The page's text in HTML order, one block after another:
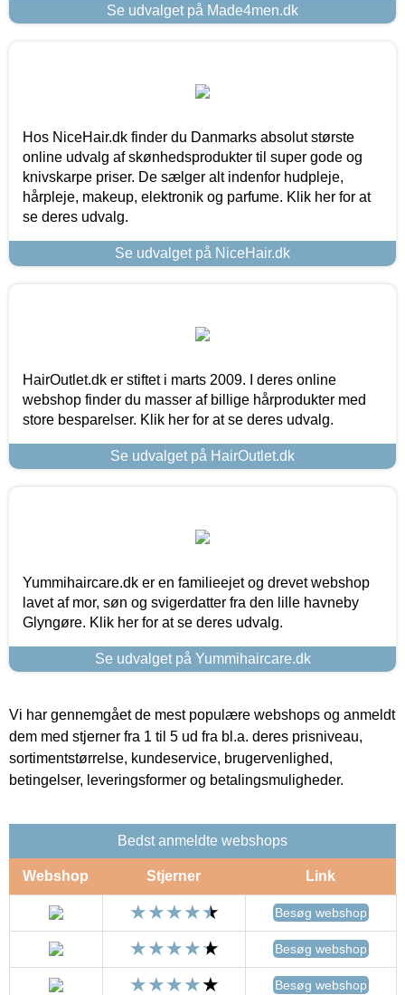
Se udvalget på Made4men.dk
Hos NiceHair.dk finder du Danmarks absolut største
online udvalg af skønhedsprodukter til super gode og
knivskarpe priser. De sælger alt indenfor hudpleje,
hårpleje, makeup, elektronik og parfume. Klik her for at
se deres udvalg.
Se udvalget på NiceHair.dk
HairOutlet.dk er stiftet i marts 2009. I deres online
webshop finder du masser af billige hårprodukter med
store besparelser. Klik her for at se deres udvalg.
Se udvalget på HairOutlet.dk
Yummihaircare.dk er en familieejet og drevet webshop
lavet af mor, søn og svigerdatter fra den lille havneby
Glyngøre. Klik her for at se deres udvalg.
Se udvalget på Yummihaircare.dk
Vi har gennemgået de mest populære webshops og anmeldt
dem med stjerner fra 1 til 5 ud fra bl.a. deres prisniveau,
sortimentstørrelse, kundeservice, brugervenlighed,
betingelser, leveringsformer og betalingsmuligheder.
Bedst anmeldte webshops
Webshop Stjerner Link
Besøg webshop
Besøg webshop
Besøg webshop